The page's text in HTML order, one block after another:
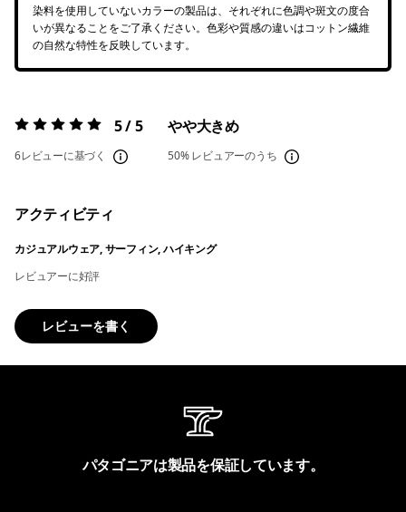
染料を使用していないカラーの製品は、それぞれに色調や斑文の度合
いが異なることをご了承ください。色彩や質感の違いはコットン繊維
の自然な特性を反映しています。
評価:5 / 5 5 / 5
6レビューに基づく
やや大きめ
50%レビュアーのうち
アクティビティ
カジュアルウェア, サーフィン, ハイキング
レビュアーに好評
レビューを書く
パタゴニアは製品を保証しています。